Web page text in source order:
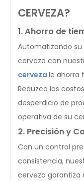
CERVEZA?
1. Ahorro de
Automatizando
cerveza con
cerveza le ahorra
Reduzca los
desperdicio de
operativa de su
2. Precisión y
Con un control
consistencia,
cerveza garantiza